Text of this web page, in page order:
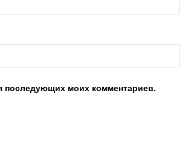
последующих моих комментариев.